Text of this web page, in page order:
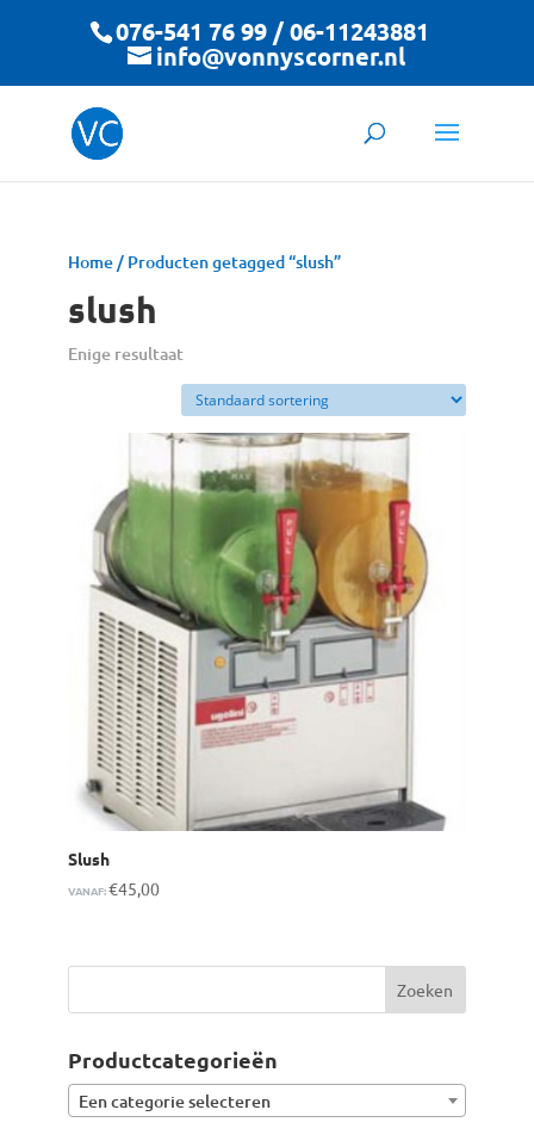
076-541 76 99 / 06-11243881
info@vonnyscorner.nl
Home/ Producten getagged “slush”
slush
Enige resultaat
Slush
VANAF:€45,00
Productcategorieën
Een categorie selecteren